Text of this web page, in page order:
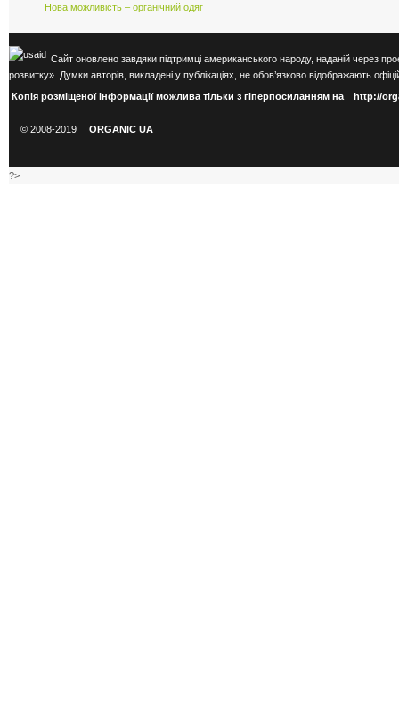
Нова можливість – органічний одяг
Сайт оновлено завдяки підтримці американського народу, наданій через
розвитку». Думки авторів, викладені у публікаціях, не обов’язково відображають
Копія розміщеної інформації можлива тільки з гіперпосиланням на
http://
© 2008-2019 ORGANIC UA
?>